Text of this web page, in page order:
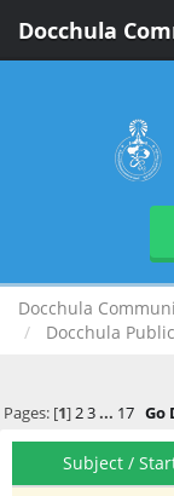
Docchula
Docchula
Docchula
Pages: [1]2 3 ... 17 Go
Subject /